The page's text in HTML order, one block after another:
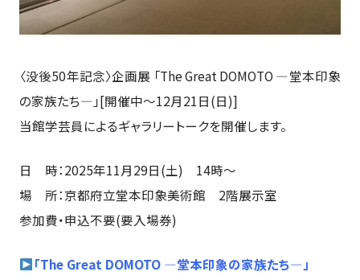
〈没後50年記念〉企画展 「The Great DOMOTO ―堂本印象
の家族たち―」[開催中～12月21日(日)]
当館学芸員によるギャラリートークを開催します。
日 時：2025年11月29日(土) 14時～
場 所：京都府立堂本印象美術館 2階展示室
参加費・申込不要(要入場券)
「The Great DOMOTO ―堂本印象の家族たち―」